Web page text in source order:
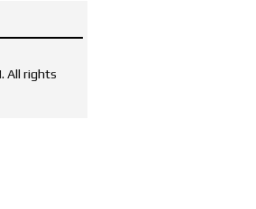
All rights